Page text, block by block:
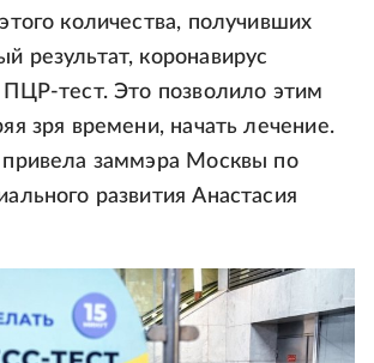
количества, получивших
результат, коронавирус
тест. Это позволило этим
зря времени, начать лечение.
заммэра Москвы по
развития Анастасия